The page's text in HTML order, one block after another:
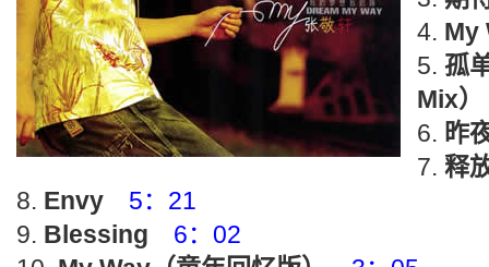
My
孤
Mix）
昨
释
Envy
5：21
Blessing
6：02